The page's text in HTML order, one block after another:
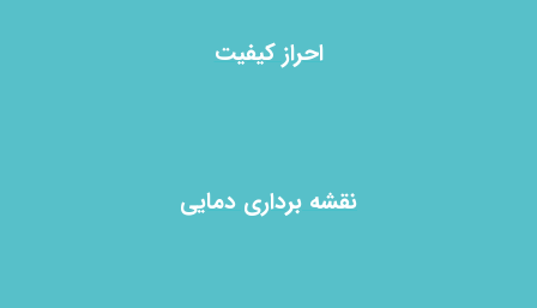
احراز کیفیت
نقشه برداری دمایی